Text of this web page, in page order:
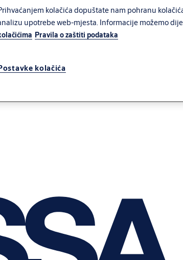
kolačića dopuštate nam pohranu
upotrebe web-mjesta. Informacije možemo
Pravila o zaštiti podataka
kolačića